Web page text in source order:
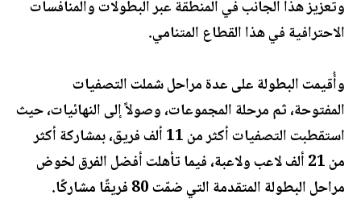
وتعزيز هذا الجانب في المنطقة عبر البطولات والمنافسات
الاحترافية في هذا القطاع المتنامي.
وأُقيمت البطولة على عدة مراحل شملت التصفيات
المفتوحة، ثم مرحلة المجموعات، وصولاً إلى النهائيات، حيث
استقطبت التصفيات أكثر من 11 ألف فريق، بمشاركة أكثر
من 21 ألف لاعب ولاعبة، فيما تأهلت أفضل الفرق لخوض
مراحل البطولة المتقدمة التي ضمّت 80 فريقًا مشاركًا.